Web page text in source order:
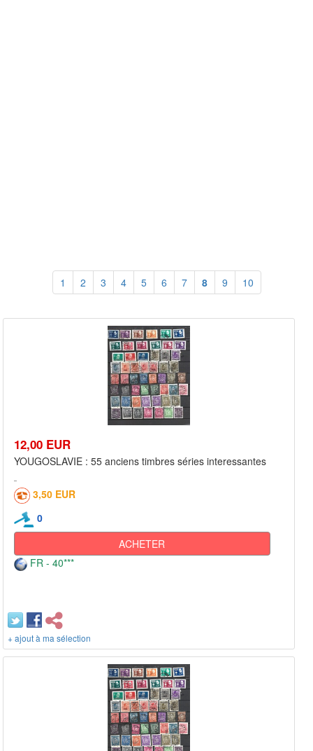
1 2 3 4 5 6 7 8 9 10
12,00 EUR
YOUGOSLAVIE : 55 anciens timbres séries interessantes
3,50 EUR
0
ACHETER
FR - 40***
+ ajout à ma sélection